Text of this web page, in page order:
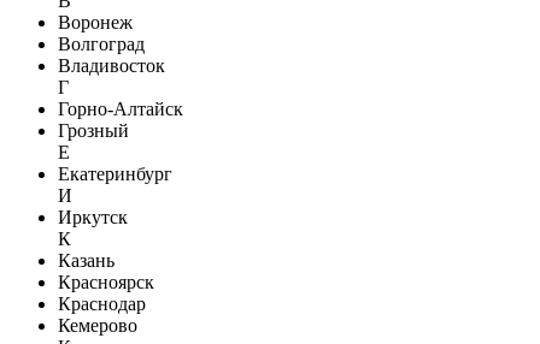
Воронеж
Волгоград
Владивосток
Г
Горно-Алтайск
Грозный
Е
Екатеринбург
И
Иркутск
К
Казань
Красноярск
Краснодар
Кемерово